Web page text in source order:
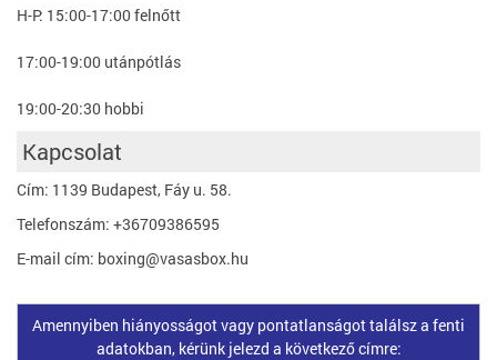
H-P: 15:00-17:00 felnőtt
17:00-19:00 utánpótlás
19:00-20:30 hobbi
Kapcsolat
Cím: 1139 Budapest, Fáy u. 58.
Telefonszám: +36709386595
E-mail cím: boxing@vasasbox.hu
Amennyiben hiányosságot vagy pontatlanságot találsz a fenti
adatokban, kérünk jelezd a következő címre: